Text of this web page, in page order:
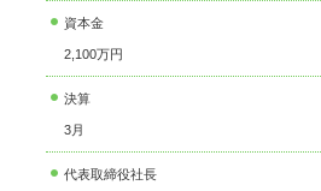
資本金
2,100万円
決算
3月
代表取締役社長